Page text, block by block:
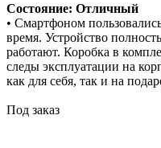
Состояние: Отличный
• Смартфоном
время. Устройство
работают. Коробка в
следы эксплуатации на
как для себя, так и на
Под заказ